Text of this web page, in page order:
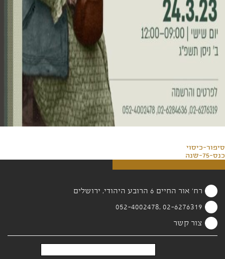
סיפור-כיסוי
כנס-75-שנה
רח' אור החיים 6 הרובע היהודי, ירושלים
02-6276319 ,052-4002478
צור קשר